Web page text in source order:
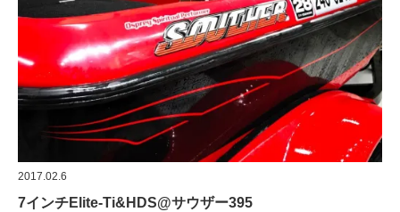
2017.02.6
7インチElite-Ti&HDS@サウザー395